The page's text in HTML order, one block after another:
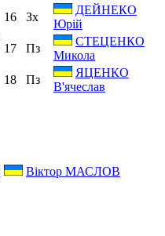
16 Зх
ДЕЙНЕКО
Юрій
17 Пз
СТЕЦЕНКО
Микола
18 Пз
ЯЦЕНКО
В'ячеслав
Віктор МАСЛОВ